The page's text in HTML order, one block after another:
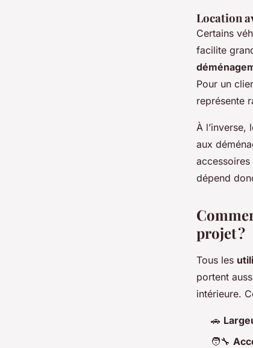
Location
Certains
facilite
Pour un
représente
À l’inverse,
aux
dépend
projet ?
Tous les
portent
intérieure.
🚗
🧑‍🔧